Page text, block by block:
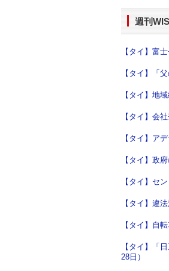
週刊
【タイ】富
【タイ】「
【タイ】地
【タイ】会
【タイ】ア
【タイ】政
【タイ】セ
【タイ】違
【タイ】自
【タイ】「
28日）